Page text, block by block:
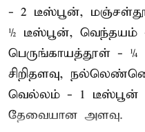
- 2 டீஸ்பூன்,
½ டீஸ்பூன், வெந்தயம்
பெருங்காயத்தூள் - ¼
சிறிதளவு,
வெல்லம் - 1 டீஸ்பூன்
தேவையான அளவு.